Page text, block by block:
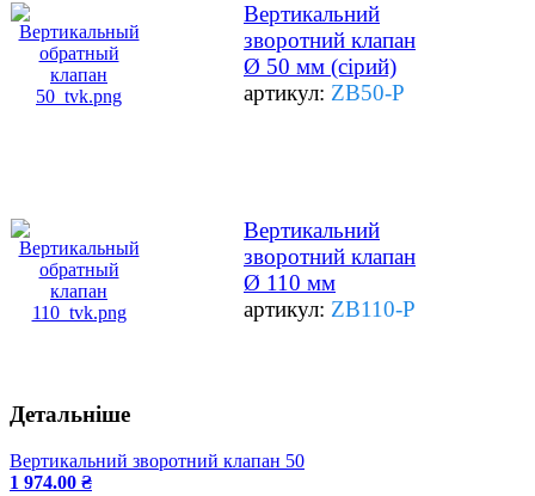
Вертикальний
зворотний клапан
Ø 50 мм (сірий)
артикул: ZB50-Р
Вертикальний
зворотний клапан
Ø 110 мм
артикул: ZB110-Р
Детальніше
Вертикальний зворотний клапан 50
1 974.00 ₴